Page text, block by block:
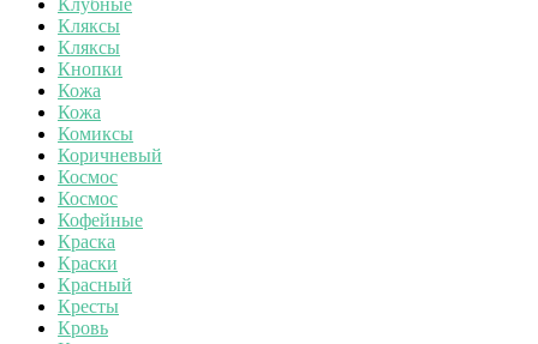
Кляксы
Кляксы
Кнопки
Кожа
Кожа
Комиксы
Коричневый
Космос
Космос
Кофейные
Краска
Краски
Красный
Кресты
Кровь